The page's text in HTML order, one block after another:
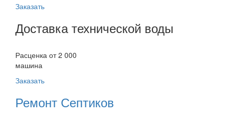
Заказать
Доставка технической воды
Расценка от 2 000
машина
Заказать
Ремонт Септиков